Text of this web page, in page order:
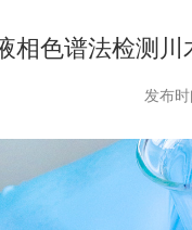
相色谱法检测
发布时